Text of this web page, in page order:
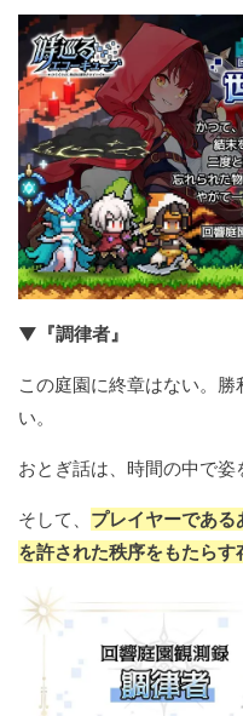
▼『調律者』
この庭園に終章はない。
い。
おとぎ話は、時間の中で姿
そして、 プレイヤーである
を許された秩序をもたらす